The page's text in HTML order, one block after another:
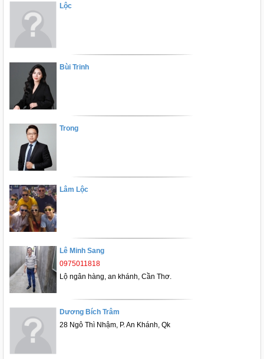
Lộc
Bùi Trinh
Trong
Lâm Lộc
Lê Minh Sang
0975011818
Lộ ngân hàng, an khánh, Cần Thơ.
Dương Bích Trâm
28 Ngô Thì Nhậm, P. An Khánh, Qk